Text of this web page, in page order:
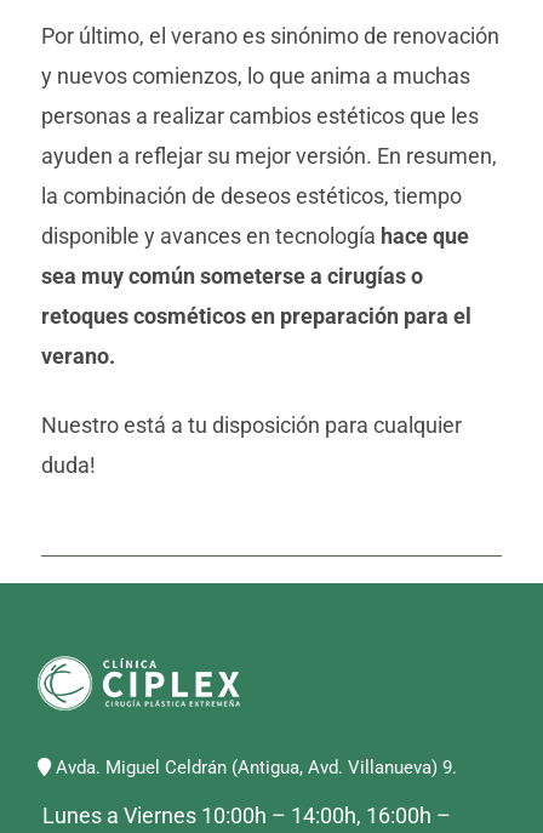
Por último, el verano es sinónimo de renovación
y nuevos comienzos, lo que anima a muchas
personas a realizar cambios estéticos que les
ayuden a reflejar su mejor versión. En resumen,
la combinación de deseos estéticos, tiempo
disponible y avances en tecnología hace que
sea muy común someterse a cirugías o
retoques cosméticos en preparación para el
verano.
Nuestroestá a tu disposición para cualquier
duda!
Avda. Miguel Celdrán (Antigua, Avd. Villanueva) 9.
Lunes a Viernes 10:00h – 14:00h, 16:00h –